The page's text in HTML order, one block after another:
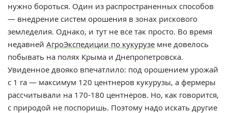
нужно бороться. Один из распространенных способов
— внедрение систем орошения в зонах рискового
земледелия. Однако, и тут не все так просто. Во время
недавней АгроЭкспедиции по кукурузе мне довелось
побывать на полях Крыма и Днепропетровска.
Увиденное двояко впечатлило: под орошением урожай
с 1 га — максимум 120 центнеров кукурузы, а фермеры
рассчитывали на 170-180 центнеров. Но, как говорится,
с природой не поспоришь. Поэтому надо искать другие